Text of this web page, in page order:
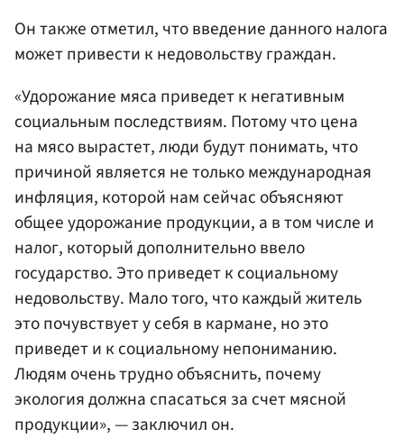
Он также отметил, что введение данного налога
может привести к недовольству граждан.
«Удорожание мяса приведет к негативным
социальным последствиям. Потому что цена
на мясо вырастет, люди будут понимать, что
причиной является не только международная
инфляция, которой нам сейчас объясняют
общее удорожание продукции, а в том числе и
налог, который дополнительно ввело
государство. Это приведет к социальному
недовольству. Мало того, что каждый житель
это почувствует у себя в кармане, но это
приведет и к социальному непониманию.
Людям очень трудно объяснить, почему
экология должна спасаться за счет мясной
продукции», — заключил он.